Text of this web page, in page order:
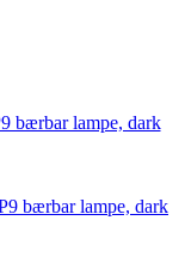
bærbar lampe, dark